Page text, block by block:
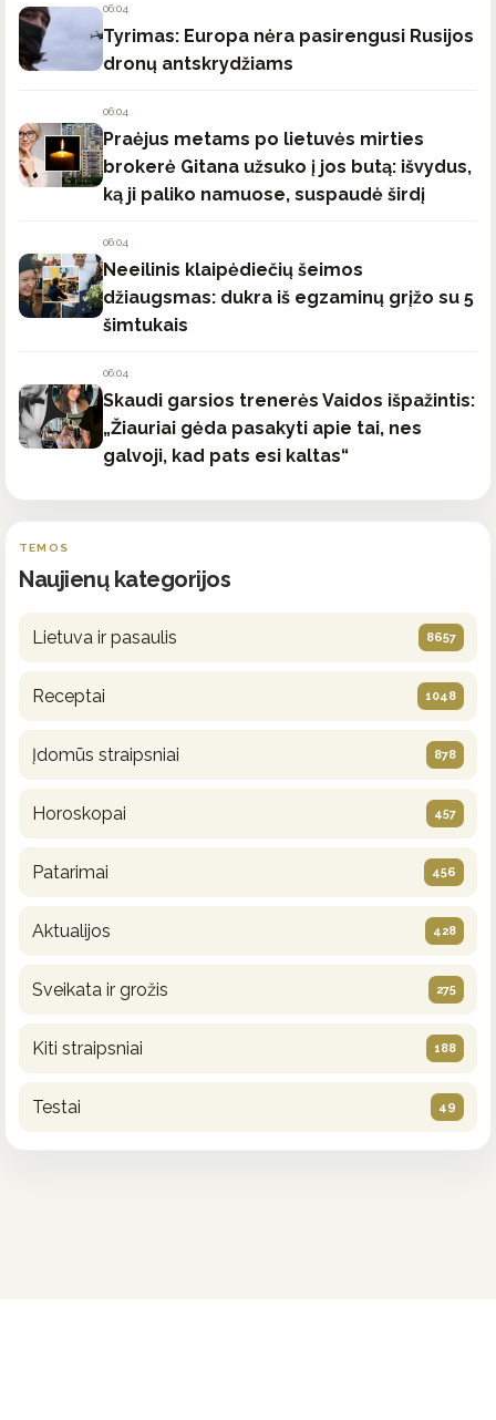
06:04
Tyrimas: Europa nėra pasirengusi Rusijos
dronų antskrydžiams
06:04
Praėjus metams po lietuvės mirties
brokerė Gitana užsuko į jos butą: išvydus,
ką ji paliko namuose, suspaudė širdį
06:04
Neeilinis klaipėdiečių šeimos
džiaugsmas: dukra iš egzaminų grįžo su 5
šimtukais
06:04
Skaudi garsios trenerės Vaidos išpažintis:
„Žiauriai gėda pasakyti apie tai, nes
galvoji, kad pats esi kaltas“
TEMOS
Naujienų kategorijos
Lietuva ir pasaulis 8657
Receptai 1048
Įdomūs straipsniai 878
Horoskopai 457
Patarimai 456
Aktualijos 428
Sveikata ir grožis 275
Kiti straipsniai 188
Testai 49